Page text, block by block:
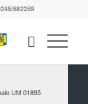
682259
UM 01895